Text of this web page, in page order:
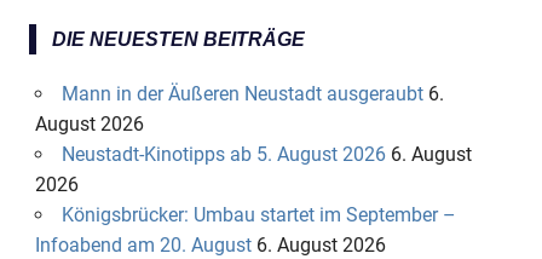
DIE NEUESTEN BEITRÄGE
Mann in der Äußeren Neustadt ausgeraubt 6.
August 2026
Neustadt-Kinotipps ab 5. August 2026 6. August
2026
Königsbrücker: Umbau startet im September –
Infoabend am 20. August 6. August 2026